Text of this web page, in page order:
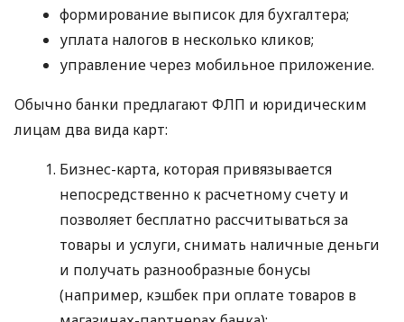
формирование выписок для бухгалтера;
уплата налогов в несколько кликов;
управление через мобильное приложение.
Обычно банки предлагают ФЛП и юридическим
лицам два вида карт:
Бизнес-карта, которая привязывается
непосредственно к расчетному счету и
позволяет бесплатно рассчитываться за
товары и услуги, снимать наличные деньги
и получать разнообразные бонусы
(например, кэшбек при оплате товаров в